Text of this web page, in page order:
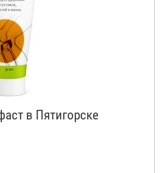
в Пятигорске